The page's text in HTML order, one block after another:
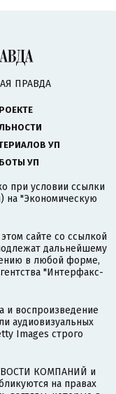
ПРАВДА
УП
УП
при условии ссылки
на "Экономическую
сайте со ссылкой
дальнейшему
в любой форме,
"Интерфакс-
и воспроизведение
аудиовизуальных
Images строго
КОМПАНИЙ и
на правах